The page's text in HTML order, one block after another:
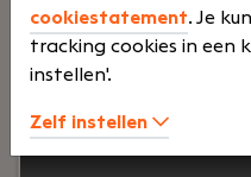
Jouw rol:Ben jij een
dan alleen de cijfers?
adviseren, langdurige
werken binnen een
accountantskantoor
cookiestatement. Je
tracking cookies in een
instellen'.
Zelf instellen